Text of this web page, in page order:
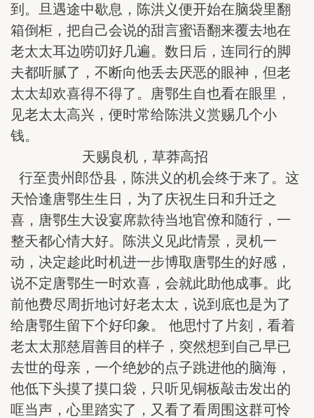
到。旦遇途中歇息，陈洪义便开始在脑袋里翻
箱倒柜，把自己会说的甜言蜜语翻来覆去地在
老太太耳边唠叨好几遍。数日后，连同行的脚
夫都听腻了，不断向他丢去厌恶的眼神，但老
太太却欢喜得不得了。唐鄂生自也看在眼里，
见老太太高兴，便时常给陈洪义赏赐几个小
钱。
天赐良机，草莽高招
行至贵州郎岱县，陈洪义的机会终于来了。这
天恰逢唐鄂生生日，为了庆祝生日和升迁之
喜，唐鄂生大设宴席款待当地官僚和随行，一
整天都心情大好。陈洪义见此情景，灵机一
动，决定趁此时机进一步博取唐鄂生的好感，
说不定唐鄂生一时欢喜，会就此助他成事。此
前他费尽周折地讨好老太太，说到底也是为了
给唐鄂生留下个好印象。 他思忖了片刻，看着
老太太那慈眉善目的样子，突然想到自己早已
去世的母亲，一个绝妙的点子跳进他的脑海，
他低下头摸了摸口袋，只听见铜板敲击发出的
哐当声，心里踏实了，又看了看周围这群可怜